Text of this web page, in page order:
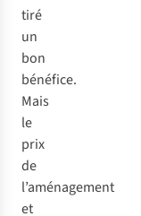
tiré
un
bon
bénéfice.
Mais
le
prix
de
l’aménagement
et